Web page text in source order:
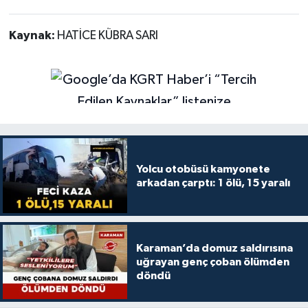
Kaynak: HATİCE KÜBRA SARI
Yolcu otobüsü kamyonete
arkadan çarptı: 1 ölü, 15 yaralı
Karaman’da domuz saldırısına
uğrayan genç çoban ölümden
döndü